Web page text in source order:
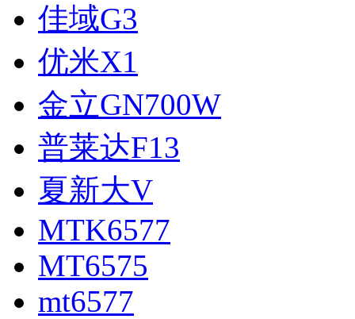
佳域G3
优米X1
金立GN700W
普莱达F13
夏新大V
MTK6577
MT6575
mt6577